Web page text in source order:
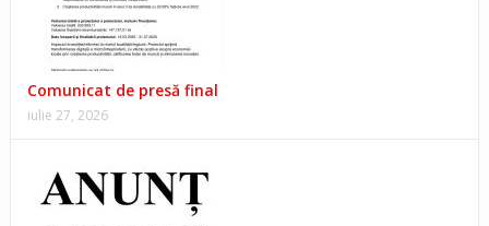
Comunicat de presă final
iulie 27, 2026